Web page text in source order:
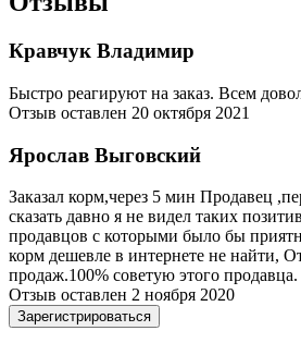
Кравчук Владимир
Быстро реагируют на заказ. Всем
Отзыв оставлен 20 октября 2021
Ярослав Выговский
Заказал корм,через 5 мин Продавец
сказать давно я не видел таких
продавцов с которыми было бы
корм дешевле в интернете не найти,
продаж.100% советую этого продавца.
Отзыв оставлен 2 ноября 2020
Зарегистрироваться